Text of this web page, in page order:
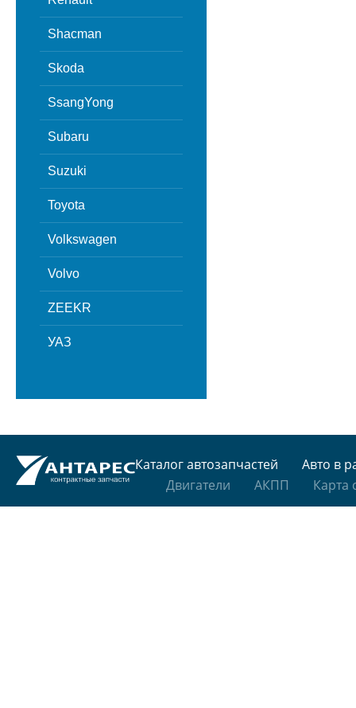
Shacman
Skoda
SsangYong
Subaru
Suzuki
Toyota
Volkswagen
Volvo
ZEEKR
УАЗ
Каталог автозапчастей
Авто в
Двигатели
АКПП Карта